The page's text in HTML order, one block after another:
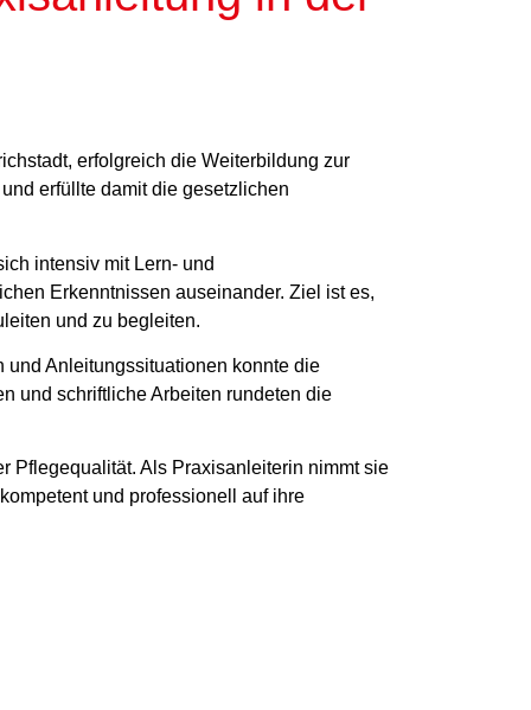
erfolgreich die Weiterbildung zur
erfüllte damit die gesetzlichen
intensiv mit Lern- und
Erkenntnissen auseinander. Ziel ist es,
und zu begleiten.
und Anleitungssituationen konnte die
und schriftliche Arbeiten rundeten die
Pflegequalität. Als Praxisanleiterin nimmt sie
und professionell auf ihre